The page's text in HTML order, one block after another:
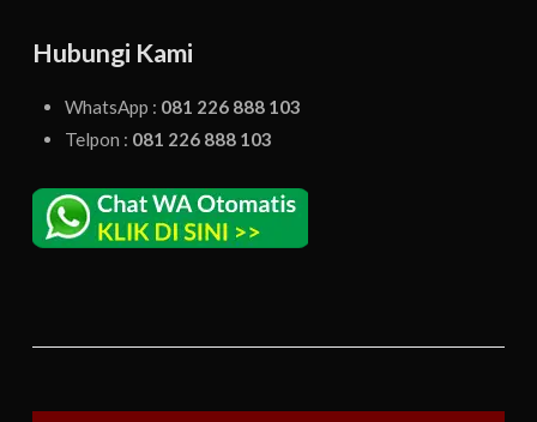
Hubungi Kami
WhatsApp : 081 226 888 103
Telpon : 081 226 888 103